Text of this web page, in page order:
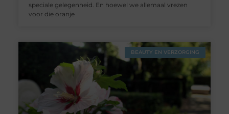
speciale gelegenheid. En hoewel we allemaal vrezen
voor die oranje
BEAUTY EN VERZORGING